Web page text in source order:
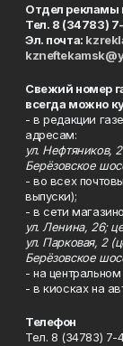
Отдел рекламы
Тел. 8 (34783)
Эл. почта:
Свежий номер
всегда можно
- в редакции
адресам:
ул. Нефтяников,
Берёзовское
- во всех
выпуски);
- в сети
ул. Ленина, 26;
ул. Парковая, 2
Берёзовское
- на
- в киосках на
Телефон
Тел. 8 (34783) 7-